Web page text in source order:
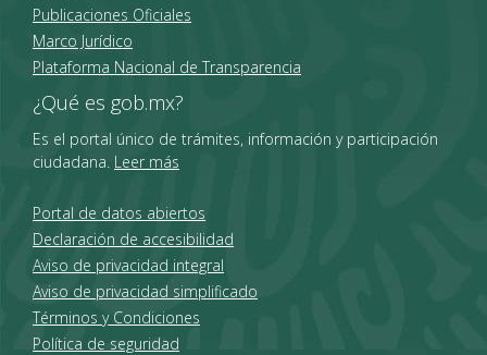
Publicaciones Oficiales
Marco Jurídico
Plataforma Nacional de Transparencia
¿Qué es gob.mx?
Es el portal único de trámites, información y participación
ciudadana. Leer más
Portal de datos abiertos
Declaración de accesibilidad
Aviso de privacidad integral
Aviso de privacidad simplificado
Términos y Condiciones
Política de seguridad